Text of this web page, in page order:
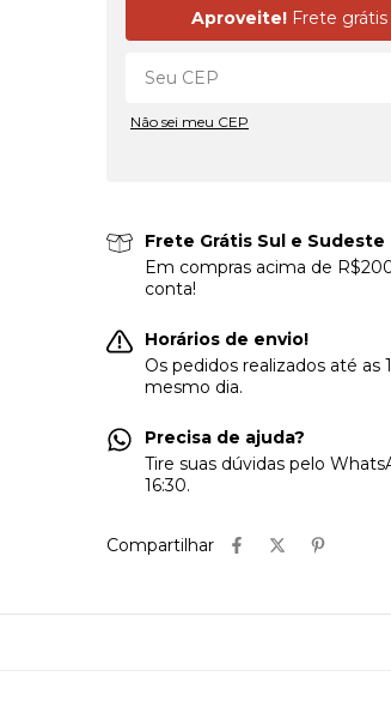
Aproveite! Frete
Não sei meu CEP
Frete Grátis Sul e Sudeste
Em compras acima de
conta!
Horários de envio!
Os pedidos realizados até as
mesmo dia.
Precisa de ajuda?
Tire suas dúvidas pelo
16:30.
Compartilhar